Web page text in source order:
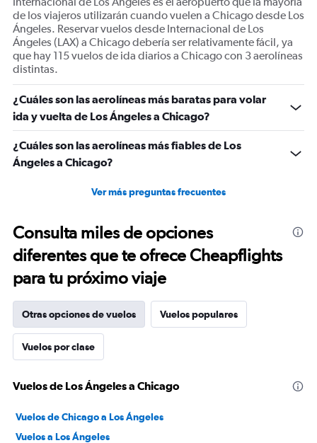
de los viajeros utilizarán cuando vuelen a Chicago desde Los
Ángeles. Reservar vuelos desde Internacional de Los
Ángeles (LAX) a Chicago debería ser relativamente fácil, ya
que hay 115 vuelos de ida diarios a Chicago con 3 aerolíneas
distintas.
¿Cuáles son las aerolíneas más baratas para volar
ida y vuelta de Los Ángeles a Chicago?
¿Cuáles son las aerolíneas más fiables de Los
Ángeles a Chicago?
Ver más preguntas frecuentes
Consulta miles de opciones
diferentes que te ofrece Cheapflights
para tu próximo viaje
Otras opciones de vuelos Vuelos populares
Vuelos por clase
Vuelos de Los Ángeles a Chicago
Vuelos de Chicago a Los Ángeles
Vuelos a Los Ángeles